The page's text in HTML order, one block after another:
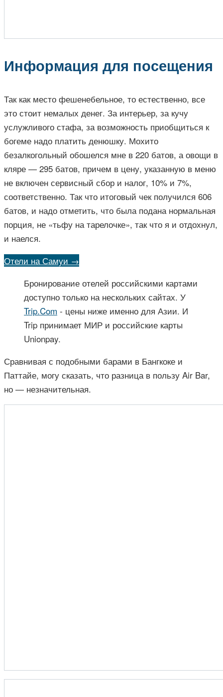
Информация для посещения
Так как место фешенебельное, то естественно, все
это стоит немалых денег. За интерьер, за кучу
услужливого стафа, за возможность приобщиться к
богеме надо платить денюшку. Мохито
безалкогольный обошелся мне в 220 батов, а овощи в
кляре — 295 батов, причем в цену, указанную в меню
не включен сервисный сбор и налог, 10% и 7%,
соответственно. Так что итоговый чек получился 606
батов, и надо отметить, что была подана нормальная
порция, не «тьфу на тарелочке», так что я и отдохнул,
и наелся.
Отели на Самуи →
Бронирование отелей российскими картами
доступно только на нескольких сайтах. У
Trip.Com - цены ниже именно для Азии. И
Trip принимает МИР и российские карты
Unionpay.
Сравнивая с подобными барами в Бангкоке и
Паттайе, могу сказать, что разница в пользу Air Bar,
но — незначительная.